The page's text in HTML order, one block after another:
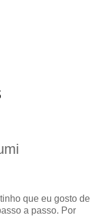
que eu gosto de
a passo. Por